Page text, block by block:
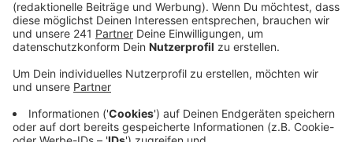
an dem Wettbewerb beteiligt. Die Werke der
Finalistinnen und Finalisten sind ab heute im Museum
Schloss Morsbroich zu sehen. Vergeben werden gleich
Beide Auszeichnungen sind jeweils mit 500 Euro
am Nachmittag auch bekanntgegeben, wer in diesem